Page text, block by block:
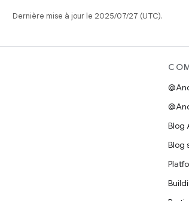
Dernière mise à jour le 2025/07/27 (UTC).
Blog
Blog